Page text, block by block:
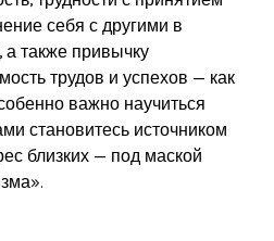
себя с другими в
а также привычку
трудов и успехов — как
важно научиться
становитесь источником
близких — под маской